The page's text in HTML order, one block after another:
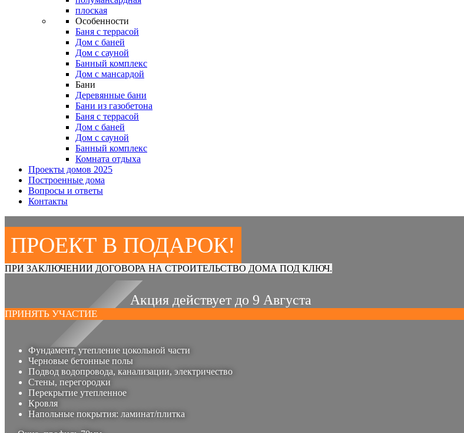
плоская
Особенности
Баня с террасой
Дом с баней
Дом с сауной
Банный комплекс
Дом с мансардой
Бани
Деревянные бани
Бани из газобетона
Баня с террасой
Дом с баней
Дом с сауной
Банный комплекс
Комната отдыха
Проекты домов 2025
Построенные дома
Вопросы и ответы
Контакты
ПРОЕКТ В ПОДАРОК!
ПРИ ЗАКЛЮЧЕНИИ ДОГОВОРА НА СТРОИТЕЛЬСТВО ДОМА ПОД КЛЮЧ.
Акция действует до 9 Августа
ПРИНЯТЬ УЧАСТИЕ
Фундамент, утепление цокольной части
Черновые бетонные полы
Подвод водопровода, канализации, электричество
Стены, перегородки
Перекрытие утепленное
Кровля
Напольные покрытия: ламинат/плитка